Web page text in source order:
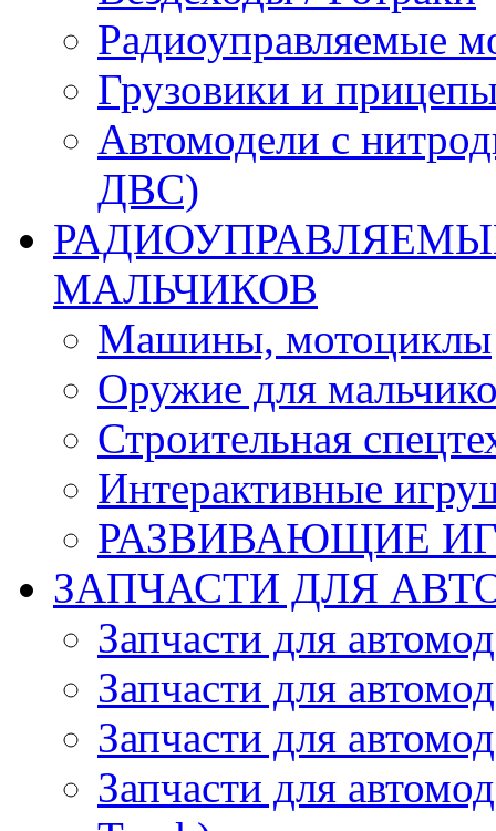
Радиоуправляемые
Грузовики и
Автомодели с
ДВС)
МАЛЬЧИКОВ
Машины, мотоциклы
Оружие для
Строительная
Интерактивные
РАЗВИВАЮЩИЕ
ЗАПЧАСТИ ДЛЯ
Запчасти для
Запчасти для
Запчасти для
Запчасти для